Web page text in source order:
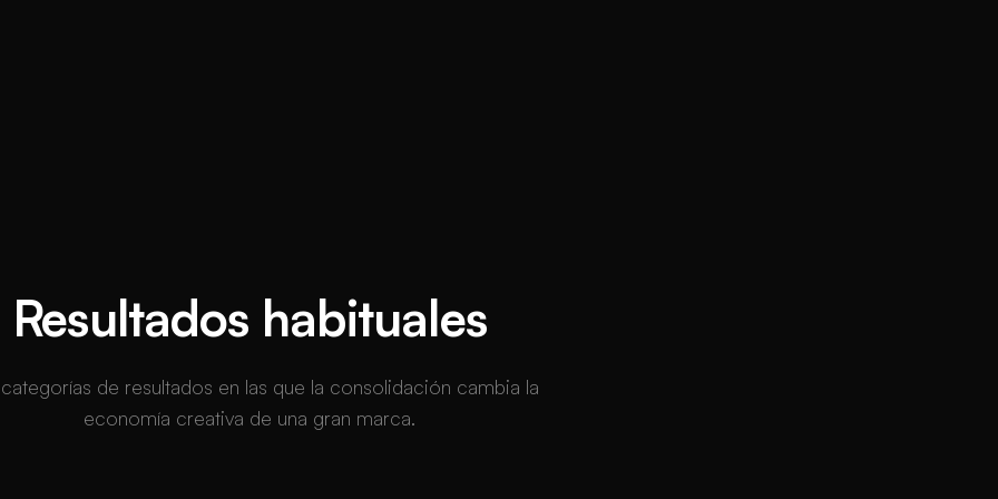
Resultados habituales
de resultados en las que la consolidación cambia la
economía creativa de una gran marca.